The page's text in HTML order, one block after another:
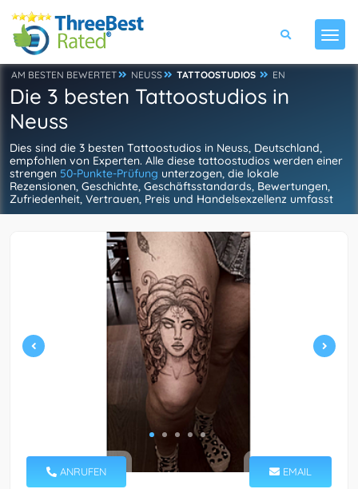
AM BESTEN BEWERTET NEUSS TATTOOSTUDIOS EN
Die 3 besten Tattoostudios in
Neuss
Dies sind die 3 besten Tattoostudios in Neuss, Deutschland,
empfohlen von Experten. Alle diese tattoostudios werden einer
strengen 50-Punkte-Prüfung unterzogen, die lokale
Rezensionen, Geschichte, Geschäftsstandards, Bewertungen,
Zufriedenheit, Vertrauen, Preis und Handelsexzellenz umfasst
ANRUFEN EMAIL